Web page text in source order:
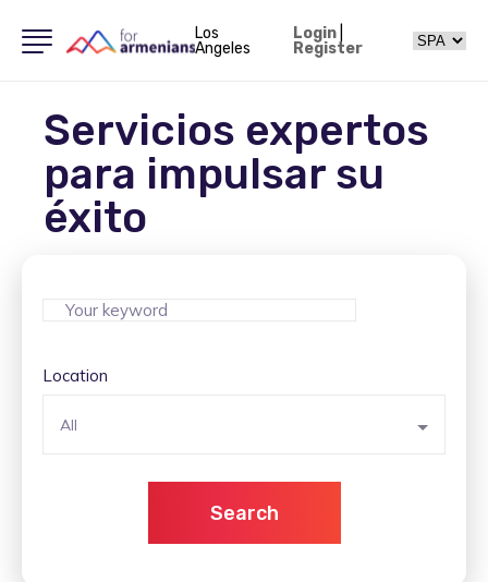
Los
Angeles
Login|
Register
Servicios expertos
para impulsar su
éxito
Location
All
Search